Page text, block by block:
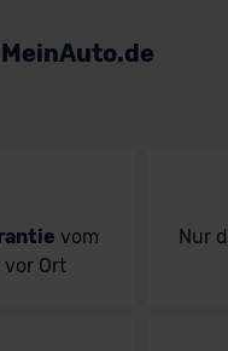
vom
Ort
Nur